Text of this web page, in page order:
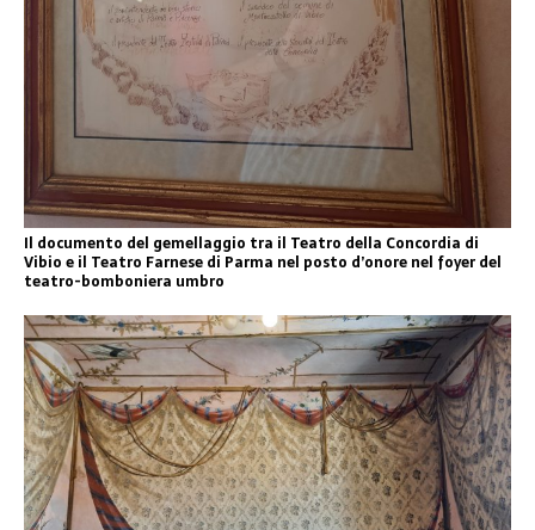
Il documento del gemellaggio tra il Teatro della Concordia di
Vibio e il Teatro Farnese di Parma nel posto d’onore nel foyer del
teatro-bomboniera umbro